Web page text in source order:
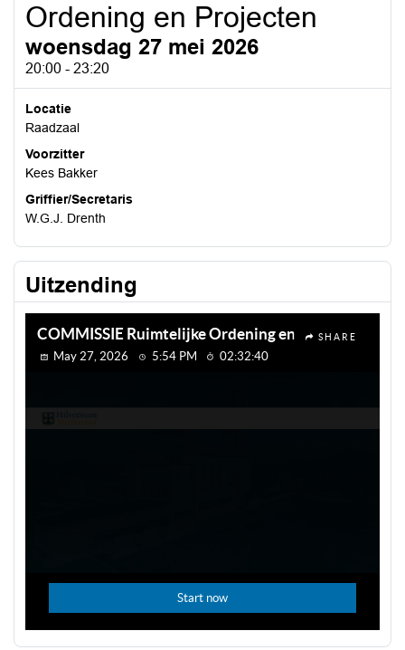
Ordening en Projecten
woensdag 27 mei 2026
20:00 - 23:20
Locatie
Raadzaal
Voorzitter
Kees Bakker
Griffier/Secretaris
W.G.J. Drenth
Uitzending